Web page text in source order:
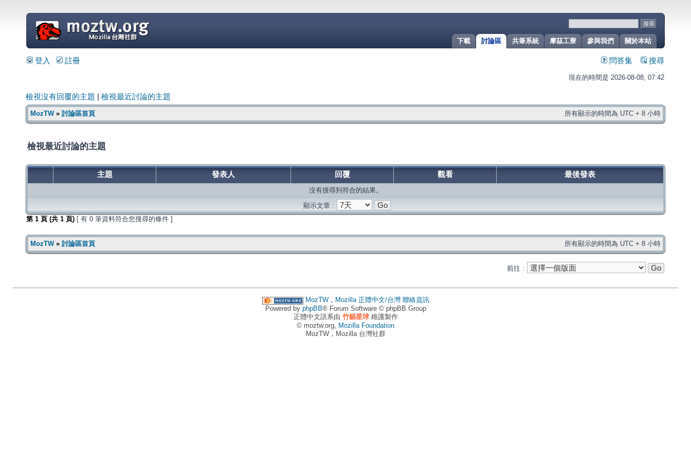
關於本站
參與我們
摩茲工寮
共筆系統
討論區
下載
=
登入 註冊 問答集 搜尋
現在的時間是 2026-08-08, 07:42
檢視沒有回覆的主題 檢視最近討論的主題
MozTW» 討論區首頁 所有顯示的時間為 UTC + 8 小時
檢視最近討論的主題
主題 發表人 回覆 觀看 最後發表
沒有搜尋到符合的結果。
顯示文章 :
第 1 頁 (共 1 頁) [ 有 0 筆資料符合您搜尋的條件 ]
MozTW» 討論區首頁 所有顯示的時間為 UTC + 8 小時
前往 :
MozTW，Mozilla 正體中文/台灣 聯絡資訊
Powered by phpBB® Forum Software © phpBB Group
正體中文語系由 竹貓星球維護製作
© moztw.org, Mozilla Foundation
MozTW，Mozilla 台灣社群